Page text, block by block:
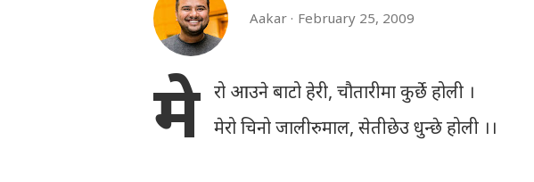
Aakar February 25, 2009
मे रो आउने बाटो हेरी, चौतारीमा कुर्छे होली ।
मेरो चिनो जालीरुमाल, सेतीछेउ धुन्छे होली ।।